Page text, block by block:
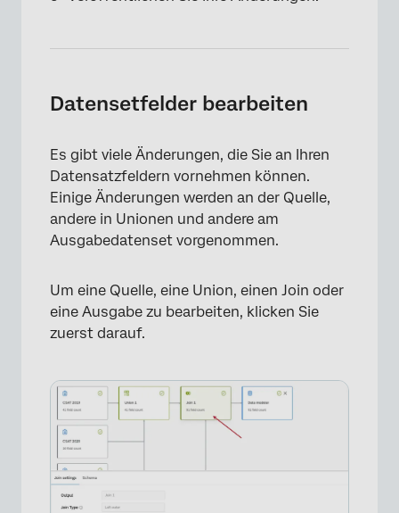
×
Datensetfelder bearbeiten
Es gibt viele Änderungen, die Sie an Ihren
Datensatzfeldern vornehmen können.
Einige Änderungen werden an der Quelle,
andere in Unionen und andere am
Ausgabedatenset vorgenommen.
Um eine Quelle, eine Union, einen Join oder
eine Ausgabe zu bearbeiten, klicken Sie
zuerst darauf.